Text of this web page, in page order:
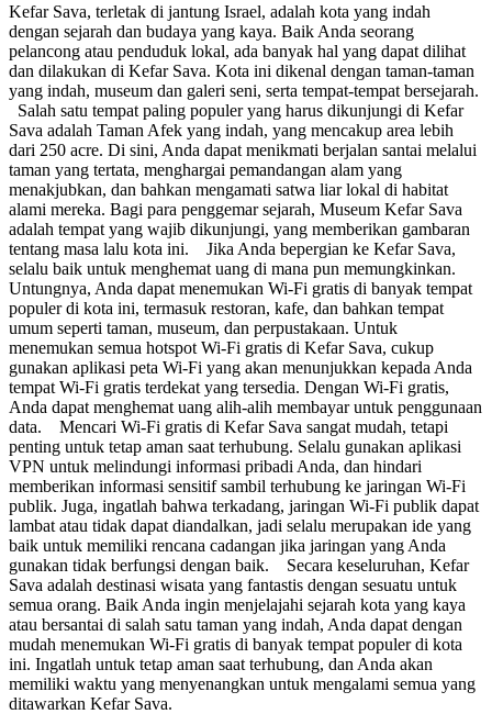
Kefar Sava, terletak di jantung Israel, adalah kota yang indah
dengan sejarah dan budaya yang kaya. Baik Anda seorang
pelancong atau penduduk lokal, ada banyak hal yang dapat dilihat
dan dilakukan di Kefar Sava. Kota ini dikenal dengan taman-taman
yang indah, museum dan galeri seni, serta tempat-tempat bersejarah.
Salah satu tempat paling populer yang harus dikunjungi di Kefar
Sava adalah Taman Afek yang indah, yang mencakup area lebih
dari 250 acre. Di sini, Anda dapat menikmati berjalan santai melalui
taman yang tertata, menghargai pemandangan alam yang
menakjubkan, dan bahkan mengamati satwa liar lokal di habitat
alami mereka. Bagi para penggemar sejarah, Museum Kefar Sava
adalah tempat yang wajib dikunjungi, yang memberikan gambaran
tentang masa lalu kota ini. Jika Anda bepergian ke Kefar Sava,
selalu baik untuk menghemat uang di mana pun memungkinkan.
Untungnya, Anda dapat menemukan Wi-Fi gratis di banyak tempat
populer di kota ini, termasuk restoran, kafe, dan bahkan tempat
umum seperti taman, museum, dan perpustakaan. Untuk
menemukan semua hotspot Wi-Fi gratis di Kefar Sava, cukup
gunakan aplikasi peta Wi-Fi yang akan menunjukkan kepada Anda
tempat Wi-Fi gratis terdekat yang tersedia. Dengan Wi-Fi gratis,
Anda dapat menghemat uang alih-alih membayar untuk penggunaan
data. Mencari Wi-Fi gratis di Kefar Sava sangat mudah, tetapi
penting untuk tetap aman saat terhubung. Selalu gunakan aplikasi
VPN untuk melindungi informasi pribadi Anda, dan hindari
memberikan informasi sensitif sambil terhubung ke jaringan Wi-Fi
publik. Juga, ingatlah bahwa terkadang, jaringan Wi-Fi publik dapat
lambat atau tidak dapat diandalkan, jadi selalu merupakan ide yang
baik untuk memiliki rencana cadangan jika jaringan yang Anda
gunakan tidak berfungsi dengan baik. Secara keseluruhan, Kefar
Sava adalah destinasi wisata yang fantastis dengan sesuatu untuk
semua orang. Baik Anda ingin menjelajahi sejarah kota yang kaya
atau bersantai di salah satu taman yang indah, Anda dapat dengan
mudah menemukan Wi-Fi gratis di banyak tempat populer di kota
ini. Ingatlah untuk tetap aman saat terhubung, dan Anda akan
memiliki waktu yang menyenangkan untuk mengalami semua yang
ditawarkan Kefar Sava.